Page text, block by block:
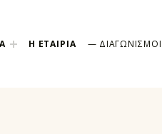
Η ΕΤΑΙΡΙΑ ΔΙΑΓΩΝΙΣΜΟΙ